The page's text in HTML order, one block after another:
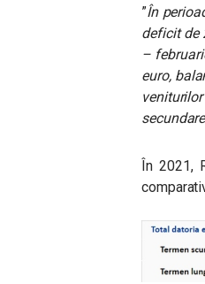
”În
deficit de
–
euro,
În 2021,